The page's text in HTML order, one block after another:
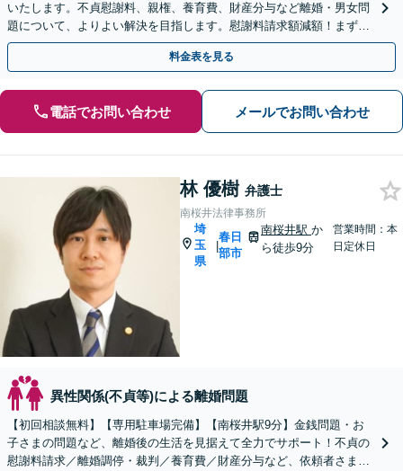
いたします。不貞慰謝料、親権、養育費、財産分与など離婚・男女問
題について、よりよい解決を目指します。慰謝料請求額減額！まずご
相談を。【当日・土日祝日・夜間・応相談対応可能】
料金表を見る
電話でお問い合わせ メールでお問い合わせ
林 優樹 弁護士
南桜井法律事務所
埼
玉
県
|
春日
部市
南桜井駅か
ら徒歩9分
営業時間：本
日定休日
異性関係(不貞等)による離婚問題
【初回相談無料】【専用駐車場完備】【南桜井駅9分】金銭問題・お
子さまの問題など、離婚後の生活を見据えて全力でサポート！不貞の
慰謝料請求／離婚調停・裁判／養育費／財産分与など、依頼者さまの